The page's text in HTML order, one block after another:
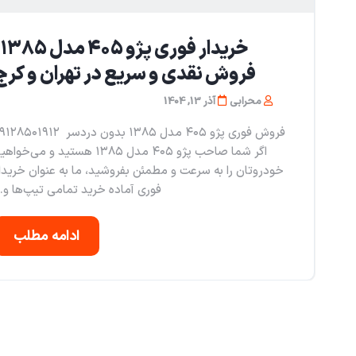
فروش نقدی و سریع در تهران و
محرابی آذر 13, 1404
فروش فوری پژو ۴۰۵ مدل ۱۳۸۵ بدون دردسر
اگر شما صاحب پژو ۴۰۵ مدل ۱۳۸۵ هستید و
خودروتان را به سرعت و مطمئن بفروشید، ما به عنوان
فوری آماده خرید تمامی تیپ‌ها
ادامه مطلب